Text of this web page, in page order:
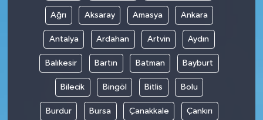
Ağrı Aksaray Amasya Ankara
Antalya Ardahan Artvin Aydın
Balıkesir Bartın Batman Bayburt
Bilecik Bingöl Bitlis Bolu
Burdur Bursa Çanakkale Çankırı